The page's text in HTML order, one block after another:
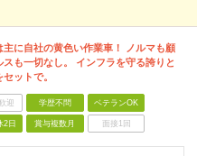
主に自社の黄色い作業車！ ノルマも顧
スも一切なし。 インフラを守る誇りと
ットで。
迎 学歴不問 ベテランOK
2日 賞与複数月 面接1回